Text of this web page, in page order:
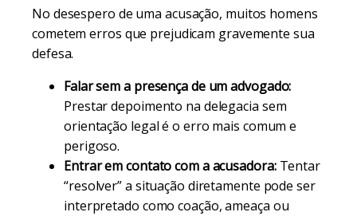
No desespero de uma acusação, muitos homens
cometem erros que prejudicam gravemente sua
defesa.
Falar sem a presença de um advogado:
Prestar depoimento na delegacia sem
orientação legal é o erro mais comum e
perigoso.
Entrar em contato com a acusadora:Tentar
“resolver” a situação diretamente pode ser
interpretado como coação, ameaça ou